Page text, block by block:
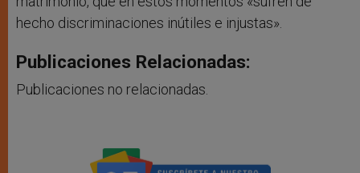
hecho discriminaciones inútiles e injustas».
Publicaciones Relacionadas:
Publicaciones no relacionadas.